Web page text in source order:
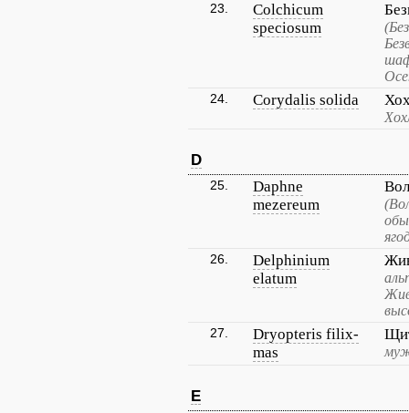
23.
Colchicum
speciosum
24. Corydalis solida
D
25.
Daphne
mezereum
26.
Delphinium
elatum
27.
Dryopteris filix-
mas
E